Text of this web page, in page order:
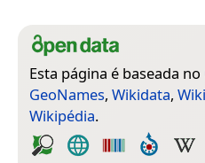
Esta página é baseada no
GeoNames, Wikidata,
Wikipédia.